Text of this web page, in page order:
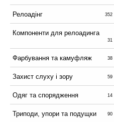
Релоадінг 352
Компоненти для релоадинга
31
Фарбування та камуфляж 38
Захист слуху і зору 59
Одяг та спорядження 14
Триподи, упори та подущки 90